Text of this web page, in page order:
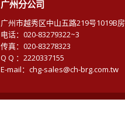
广州分公司
广州市越秀区中山五路219号1019B房
电话：020-83279322~3
传真：020-83278323
Q Q ：2220337155
E-mail：chg-sales@ch-brg.com.tw